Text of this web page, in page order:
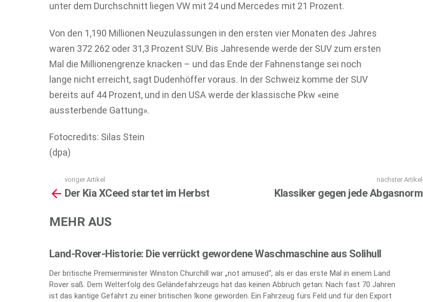
unter dem Durchschnitt liegen VW mit 24 und Mercedes mit 21 Prozent.
Von den 1,190 Millionen Neuzulassungen in den ersten vier Monaten des Jahres
waren 372 262 oder 31,3 Prozent SUV. Bis Jahresende werde der SUV zum ersten
Mal die Millionengrenze knacken – und das Ende der Fahnenstange sei noch
lange nicht erreicht, sagt Dudenhöffer voraus. In der Schweiz komme der SUV
bereits auf 44 Prozent, und in den USA werde der klassische Pkw «eine
aussterbende Gattung».
Fotocredits: Silas Stein
(dpa)
more
voriger Artikel
Der Kia XCeed startet im Herbst
nächster Artikel
Klassiker gegen jede Abgasnorm
MEHR AUS
Land-Rover-Historie: Die verrückt gewordene Waschmaschine aus Solihull
Der britische Premierminister Winston Churchill war „not amused“, als er das erste Mal in einem Land
Rover saß. Dem Welterfolg des Geländefahrzeugs hat das keinen Abbruch getan: Nach fast 70 Jahren
ist das kantige Gefährt zu einer britischen Ikone geworden. Ein Fahrzeug fürs Feld und für den Export